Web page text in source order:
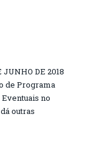
JUNHO DE 2018
de Programa
no
outras